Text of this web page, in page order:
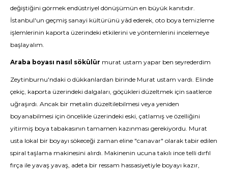
değiştiğini görmek endüstriyel dönüşümün en büyük kanıtıdır.
İstanbul'un geçmiş sanayi kültürünü yâd ederek, oto boya temizleme
işlemlerinin kaporta üzerindeki etkilerini ve yöntemlerini incelemeye
başlayalım.
Araba boyası nasıl sökülür murat ustam yapar ben seyrederdim
Zeytinburnu'ndaki o dükkanlardan birinde Murat ustam vardı. Elinde
çekiç, kaporta üzerindeki dalgaları, göçükleri düzeltmek için saatlerce
uğraşırdı. Ancak bir metalin düzeltilebilmesi veya yeniden
boyanabilmesi için öncelikle üzerindeki eski, çatlamış ve özelliğini
yitirmiş boya tabakasının tamamen kazınması gerekiyordu. Murat
usta lokal bir boyayı sökeceği zaman eline "canavar" olarak tabir edilen
spiral taşlama makinesini alırdı. Makinenin ucuna takılı ince telli dırfıl
fırça ile yavaş yavaş, adeta bir ressam hassasiyetiyle boyayı kazır,